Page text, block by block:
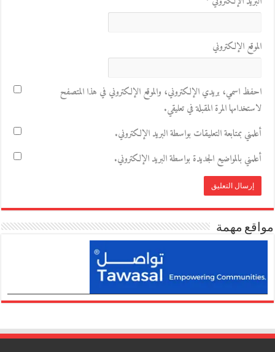
الموقع الإلكتروني
احفظ اسمي، بريدي الإلكتروني، والموقع الإلكتروني في هذا المتصفح
لاستخدامها المرة المقبلة في تعليقي.
أعلمني بمتابعة التعليقات بواسطة البريد الإلكتروني.
أعلمني بالمواضيع الجديدة بواسطة البريد الإلكتروني.
مواقع مهمة